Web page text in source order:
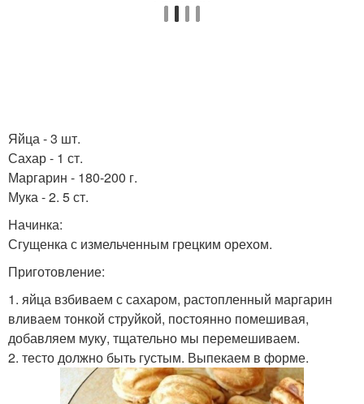
Яйца - 3 шт.
Сахар - 1 ст.
Маргарин - 180-200 г.
Мука - 2. 5 ст.
Начинка:
Сгущенка с измельченным грецким орехом.
Приготовление:
1. яйца взбиваем с сахаром, растопленный маргарин
вливаем тонкой струйкой, постоянно помешивая,
добавляем муку, тщательно мы перемешиваем.
2. тесто должно быть густым. Выпекаем в форме.